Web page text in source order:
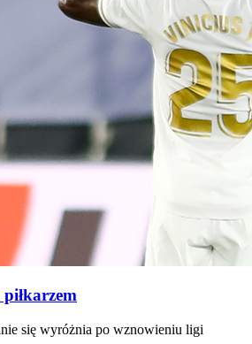
się wyróżnia po wznowieniu ligi